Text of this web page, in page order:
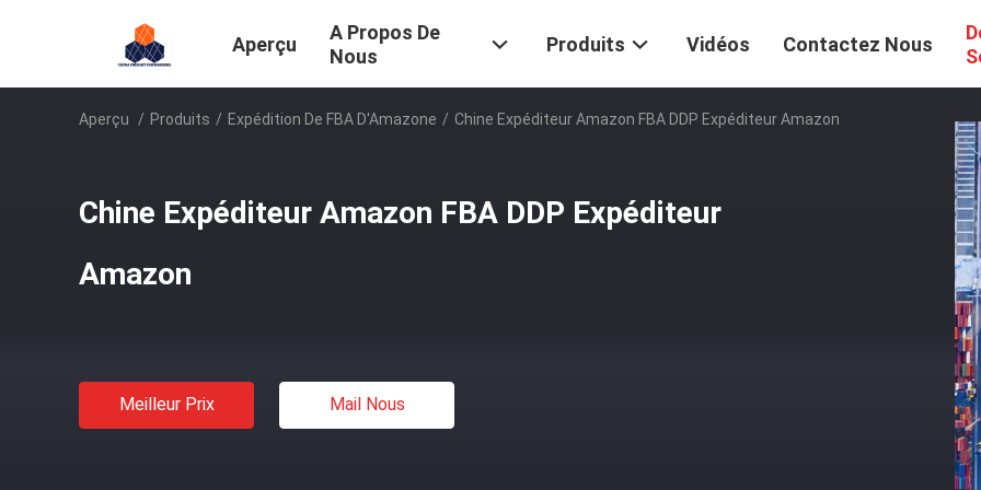
Aperçu
A Propos De
Nous
Produits Vidéos Contactez Nous
Aperçu / Produits / Expédition De FBA D'Amazone / Chine Expéditeur Amazon FBA DDP Expéditeur Amazon
Chine Expéditeur Amazon FBA DDP Expéditeur
Amazon
Meilleur Prix Mail Nous